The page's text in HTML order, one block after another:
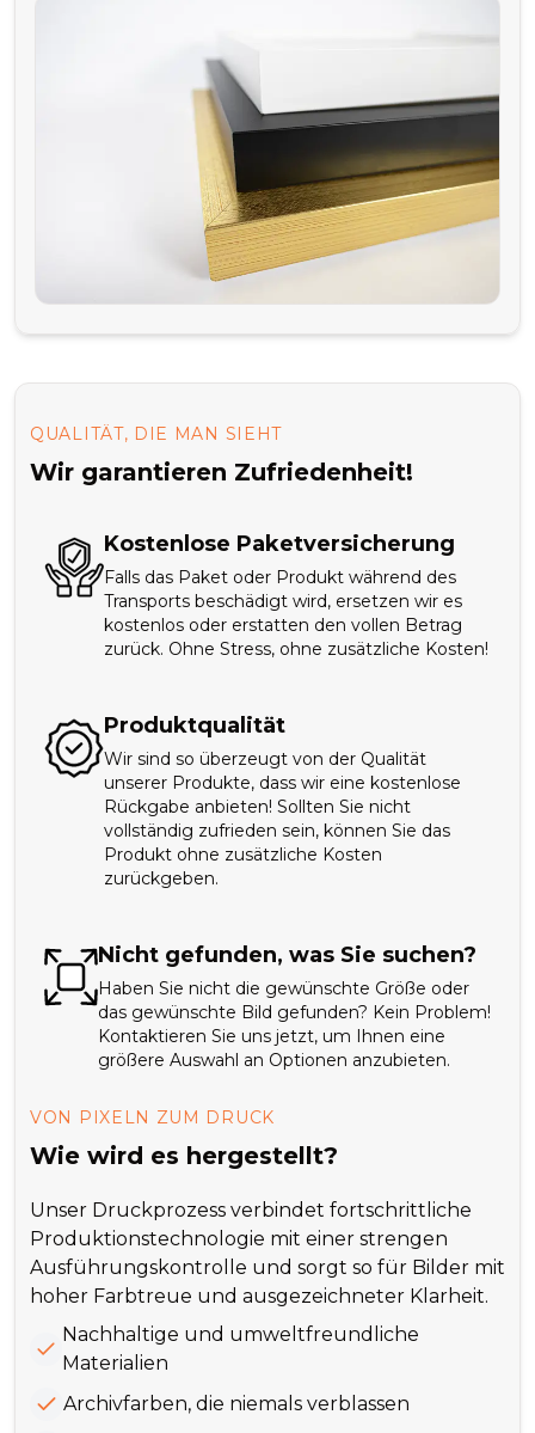
QUALITÄT, DIE MAN SIEHT
Wir garantieren Zufriedenheit!
Kostenlose Paketversicherung
Falls das Paket oder Produkt während des
Transports beschädigt wird, ersetzen wir es
kostenlos oder erstatten den vollen Betrag
zurück. Ohne Stress, ohne zusätzliche Kosten!
Produktqualität
Wir sind so überzeugt von der Qualität
unserer Produkte, dass wir eine kostenlose
Rückgabe anbieten! Sollten Sie nicht
vollständig zufrieden sein, können Sie das
Produkt ohne zusätzliche Kosten
zurückgeben.
Nicht gefunden, was Sie suchen?
Haben Sie nicht die gewünschte Größe oder
das gewünschte Bild gefunden? Kein Problem!
Kontaktieren Sie uns jetzt, um Ihnen eine
größere Auswahl an Optionen anzubieten.
VON PIXELN ZUM DRUCK
Wie wird es hergestellt?
Unser Druckprozess verbindet fortschrittliche
Produktionstechnologie mit einer strengen
Ausführungskontrolle und sorgt so für Bilder mit
hoher Farbtreue und ausgezeichneter Klarheit.
Nachhaltige und umweltfreundliche
Materialien
Archivfarben, die niemals verblassen